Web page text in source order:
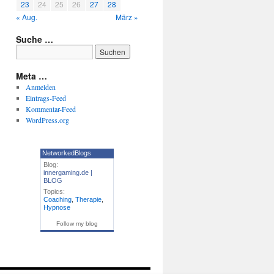
23
24 25 26 27
28
« Aug.
März »
Suche …
Meta …
Anmelden
Eintrags-Feed
Kommentar-Feed
WordPress.org
NetworkedBlogs
Blog:
innergaming.de |
BLOG
Topics:
Coaching Therapie
Hypnose
Follow my blog